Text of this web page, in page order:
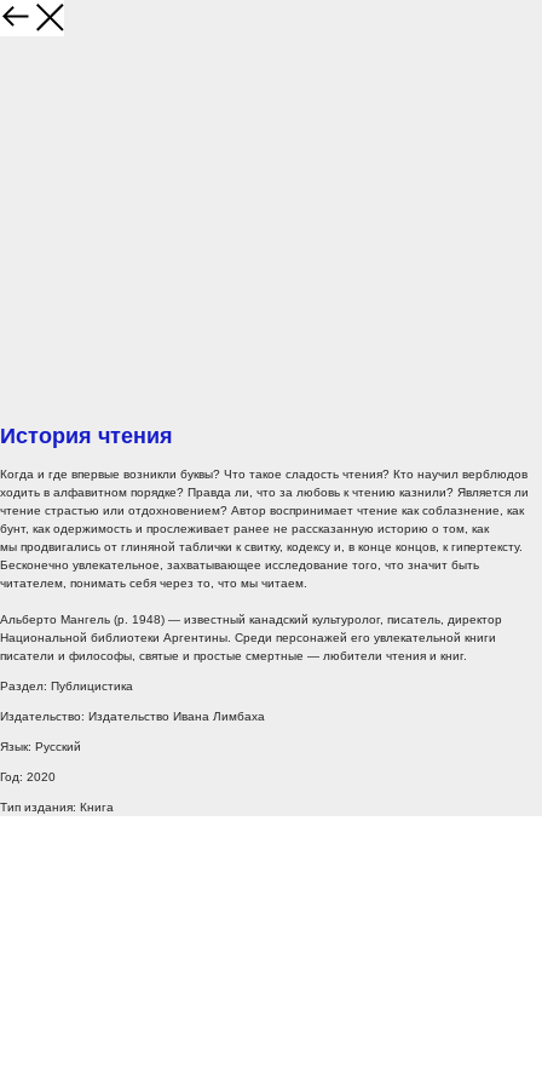
История чтения
Когда и где впервые возникли буквы? Что такое сладость чтения? Кто научил верблюдов
ходить в алфавитном порядке? Правда ли, что за любовь к чтению казнили? Является ли
чтение страстью или отдохновением? Автор воспринимает чтение как соблазнение, как
бунт, как одержимость и прослеживает ранее не рассказанную историю о том, как
мы продвигались от глиняной таблички к свитку, кодексу и, в конце концов, к гипертексту.
Бесконечно увлекательное, захватывающее исследование того, что значит быть
читателем, понимать себя через то, что мы читаем.
Альберто Мангель (р. 1948) — известный канадский культуролог, писатель, директор
Национальной библиотеки Аргентины. Среди персонажей его увлекательной книги
писатели и философы, святые и простые смертные — любители чтения и книг.
Раздел: Публицистика
Издательство: Издательство Ивана Лимбаха
Язык: Русский
Год: 2020
Тип издания: Книга